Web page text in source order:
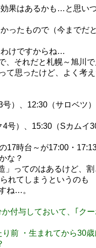
果はあるかも…と思い
ったもので（今までだ
けですからね…
それだと札幌～旭川
思ったけど、よく考
）、12:30（サロベツ
）、15:30（Sカムイ
時台～が17:00・
な？
ってのはあるけど、
れてしまうというのも
ね…。
付与しておいて、｢ク
前 ・生まれてから30